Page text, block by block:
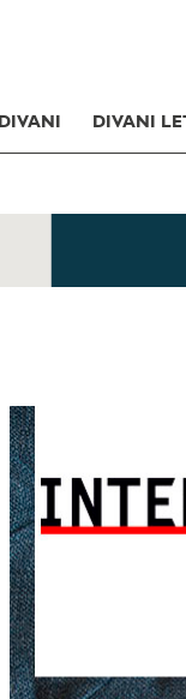
DIVANI DIVANI